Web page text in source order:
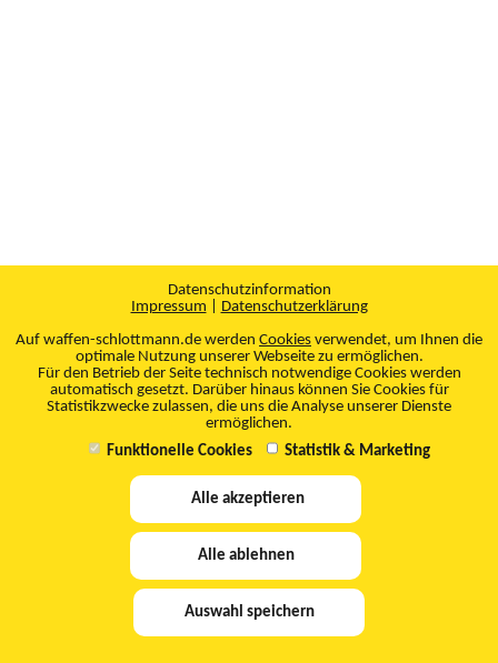
Datenschutzinformation
Impressum
Datenschutzerklärung
Auf waffen-schlottmann.de werden Cookies verwendet, um Ihnen die
optimale Nutzung unserer Webseite zu ermöglichen.
Für den Betrieb der Seite technisch notwendige Cookies werden
automatisch gesetzt. Darüber hinaus können Sie Cookies für
Statistikzwecke zulassen, die uns die Analyse unserer Dienste
ermöglichen.
Funktionelle Cookies
Statistik & Marketing
Alle akzeptieren
Alle ablehnen
Auswahl speichern